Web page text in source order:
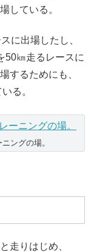
している。
に出場したし、
50㎞走るレースに
するためにも、
る。
ングの場。
走りはじめ、